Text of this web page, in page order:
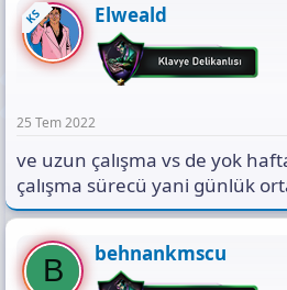
KS Elweald
25 Tem 2022
ve uzun çalışma vs de yok
çalışma sürecü yani günlük
B behnankmscu